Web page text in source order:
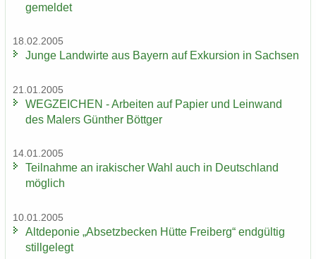
ge­mel­det
18.02.2005
Junge Land­wir­te aus Bay­ern auf Ex­kur­si­on in Sach­sen
21.01.2005
WEG­ZEI­CHEN - Ar­bei­ten auf Pa­pier und Lein­wand
des Ma­lers Gün­ther Bött­ger
14.01.2005
Teil­nah­me an ira­ki­scher Wahl auch in Deutsch­land
mög­lich
10.01.2005
Alt­de­po­nie „Ab­setz­be­cken Hütte Frei­berg“ end­gül­tig
still­ge­legt